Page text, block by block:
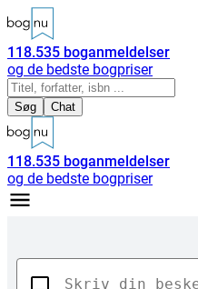
118.535 boganmeldelser
og de bedste bogpriser
Søg Chat
118.535 boganmeldelser
og de bedste bogpriser